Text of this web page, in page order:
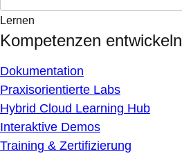
Lernen
Kompetenzen entwickeln
Dokumentation
Praxisorientierte Labs
Hybrid Cloud Learning Hub
Interaktive Demos
Training & Zertifizierung